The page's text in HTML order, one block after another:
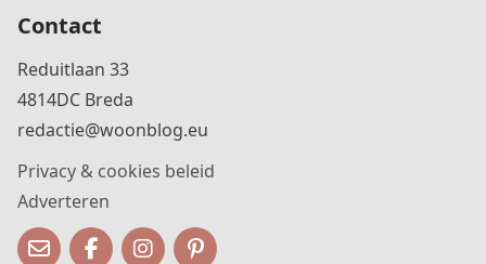
Contact
Reduitlaan 33
4814DC Breda
redactie@woonblog.eu
Privacy & cookies beleid
Adverteren